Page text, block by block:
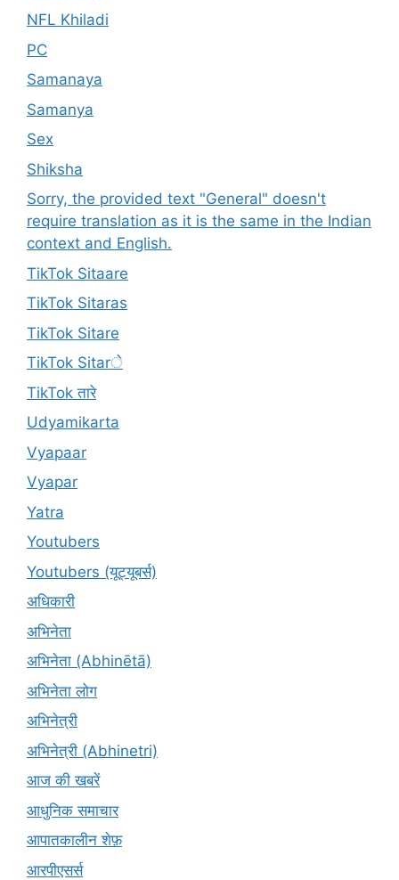
NFL Khiladi
PC
Samanaya
Samanya
Sex
Shiksha
Sorry, the provided text "General" doesn't
require translation as it is the same in the Indian
context and English.
TikTok Sitaare
TikTok Sitaras
TikTok Sitare
TikTok Sitarे
TikTok तारे
Udyamikarta
Vyapaar
Vyapar
Yatra
Youtubers
Youtubers (यूट्यूबर्स)
अधिकारी
अभिनेता
अभिनेता (Abhinētā)
अभिनेता लोग
अभिनेत्री
अभिनेत्री (Abhinetri)
आज की खबरें
आधुनिक समाचार
आपातकालीन शेफ़
आरपीएसर्स